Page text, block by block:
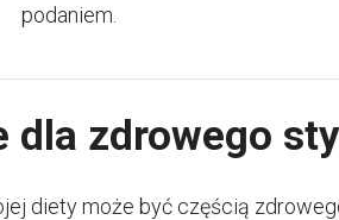
podaniem.
dla zdrowego
diety może być częścią